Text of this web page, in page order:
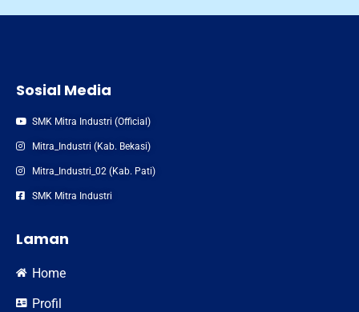
Sosial Media
SMK Mitra Industri (Official)
Mitra_Industri (Kab. Bekasi)
Mitra_Industri_02 (Kab. Pati)
SMK Mitra Industri
Laman
Home
Profil